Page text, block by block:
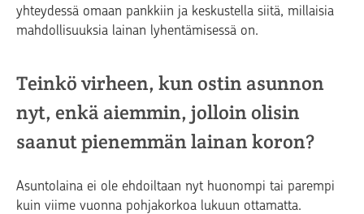
yhteydessä omaan pankkiin ja keskustella siitä, millaisia
mahdollisuuksia lainan lyhentämisessä on.
Teinkö virheen, kun ostin asunnon
nyt, enkä aiemmin, jolloin olisin
saanut pienemmän lainan koron?
Asuntolaina ei ole ehdoiltaan nyt huonompi tai parempi
kuin viime vuonna pohjakorkoa lukuun ottamatta.